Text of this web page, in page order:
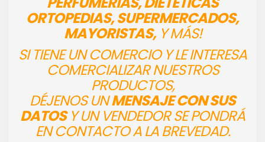
ORTOPEDIAS, SUPERMERCADOS,
MAYORISTAS,Y MÁS!
SI TIENE UN COMERCIO Y LE INTERESA
COMERCIALIZAR NUESTROS
PRODUCTOS,
DÉJENOS UNMENSAJE CON SUS
DATOSY UN VENDEDOR SE PONDRÁ
EN CONTACTO A LA BREVEDAD.